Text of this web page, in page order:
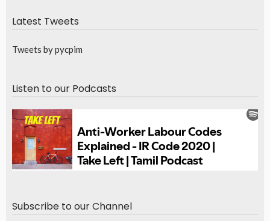
Latest Tweets
Tweets by pycpim
Listen to our Podcasts
Subscribe to our Channel